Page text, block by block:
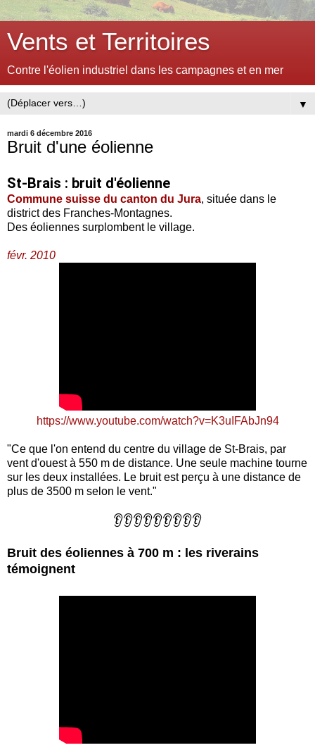
Vents et Territoires
Contre l'éolien industriel dans les campagnes et en mer
▼
mardi 6 décembre 2016
Bruit d'une éolienne
St-Brais : bruit d'éolienne
Commune suisse du canton du Jura, située dans le
district des Franches-Montagnes.
Des éoliennes surplombent le village.
févr. 2010
https://www.youtube.com/watch?v=K3uIFAbJn94
"Ce que l'on entend du centre du village de St-Brais, par
vent d'ouest à 550 m de distance. Une seule machine tourne
sur les deux installées. Le bruit est perçu à une distance de
plus de 3500 m selon le vent."
👂👂👂👂👂👂👂👂👂
Bruit des éoliennes à 700 m : les riverains
témoignent